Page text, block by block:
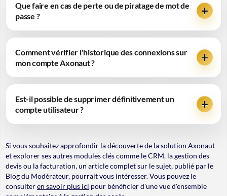
Que faire en cas de perte ou de piratage de mot de
passe ?
Comment vérifier l'historique des connexions sur
mon compte Axonaut ?
Est-il possible de supprimer définitivement un
compte utilisateur ?
Si vous souhaitez approfondir la découverte de la solution Axonaut
et explorer ses autres modules clés comme le CRM, la gestion des
devis ou la facturation, un article complet sur le sujet, publié par le
Blog du Modérateur, pourrait vous intéresser. Vous pouvez le
consulteren savoir plus ici pour bénéficier d'une vue d'ensemble